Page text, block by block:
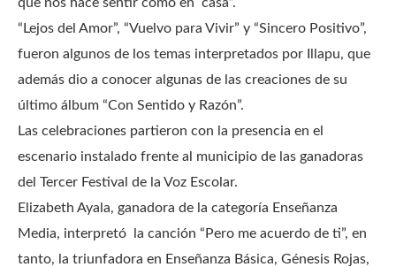
“Lejos del Amor”, “Vuelvo para Vivir” y “Sincero Positivo”,
fueron algunos de los temas interpretados por Illapu, que
además dio a conocer algunas de las creaciones de su
último álbum “Con Sentido y Razón”.
Las celebraciones partieron con la presencia en el
escenario instalado frente al municipio de las ganadoras
del Tercer Festival de la Voz Escolar.
Elizabeth Ayala, ganadora de la categoría Enseñanza
Media, interpretó la canción “Pero me acuerdo de ti”, en
tanto, la triunfadora en Enseñanza Básica, Génesis Rojas,